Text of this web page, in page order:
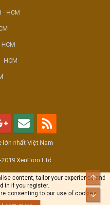
- HCM
HCM
lớn nhất Việt Nam
XenForo Ltd.
content, tailor your experience and
in if you register.
consenting to our use of cookies.
Top